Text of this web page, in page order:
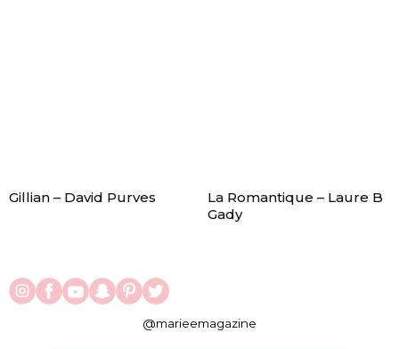
Gillian – David Purves
La Romantique – Laure B
Gady
@marieemagazine